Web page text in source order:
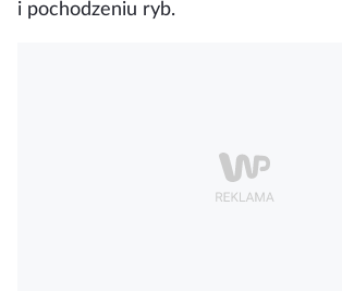
i pochodzeniu ryb.